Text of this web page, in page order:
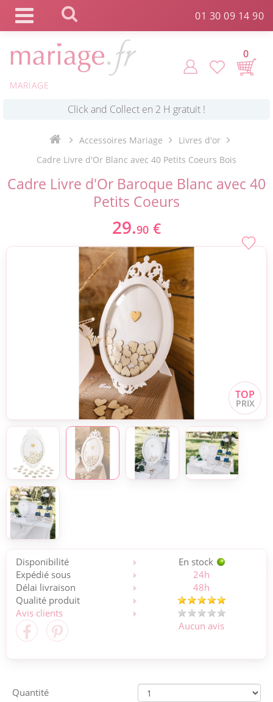
01 30 09 14 90
MARIAGE
0
Commande expédiée en 24h ! *
Livraison point relais gratuit dès 89 € ! *
Payez votre commande en 4X sans frais
Accessoires Mariage
Livres d'or
Cadre Livre d'Or Blanc avec 40 Petits Coeurs Bois
Cadre Livre d'Or Baroque Blanc avec 40
Petits Coeurs
29.90 €
Disponibilité
En stock
Expédié sous
24h
Délai livraison
48h
Qualité produit
Avis clients
Aucun avis
Quantité
Panneau de gestion des cookies